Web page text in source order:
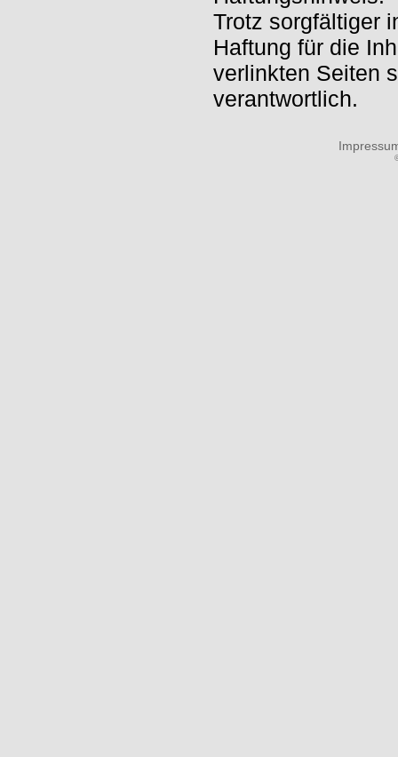
Trotz sorgfältiger
Haftung für die
verlinkten Seiten
verantwortlich.